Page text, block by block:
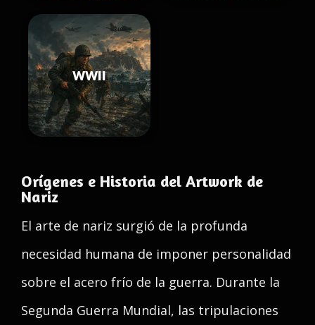
WWII
Orígenes e Historia del Artwork de
Nariz
El arte de nariz surgió de la profunda
necesidad humana de imponer personalidad
sobre el acero frío de la guerra. Durante la
Segunda Guerra Mundial, las tripulaciones